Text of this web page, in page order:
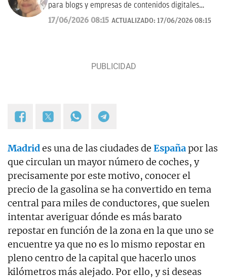
para blogs y empresas de contenidos digitales
desde 2007.
17/06/2026 08:15 ACTUALIZADO: 17/06/2026 08:15
Madrides una de las ciudades de Españapor las
que circulan un mayor número de coches, y
precisamente por este motivo, conocer el
precio de la gasolina se ha convertido en tema
central para miles de conductores, que suelen
intentar averiguar dónde es más barato
repostar en función de la zona en la que uno se
encuentre ya que no es lo mismo repostar en
pleno centro de la capital que hacerlo unos
kilómetros más alejado. Por ello, y si deseas